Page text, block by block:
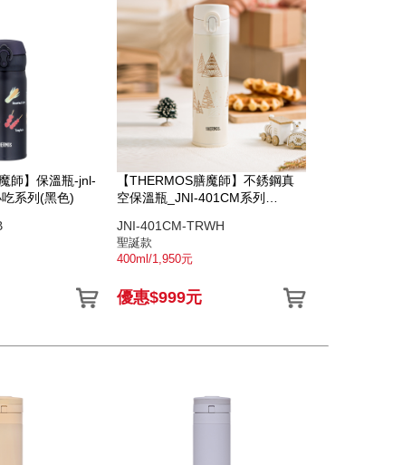
師】保溫瓶-jnl-
系列(黑色)
【THERMOS膳魔師】不銹鋼真
空保溫瓶_JNI-401CM系列
JNI-401CM-TRWH
聖誕款
400ml/1,950元
優惠$999元